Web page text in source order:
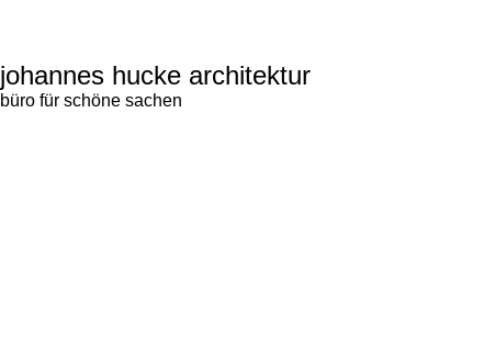
johannes hucke architektur
büro für schöne sachen